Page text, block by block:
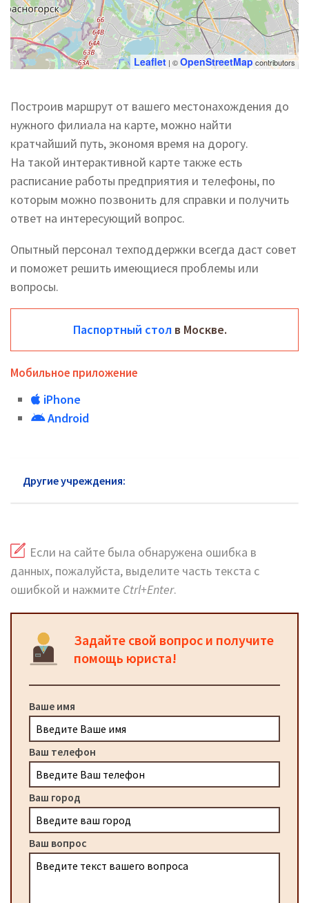
Leaflet | ©OpenStreetMap contributors
Построив маршрут от вашего местонахождения до
нужного филиала на карте, можно найти
кратчайший путь, экономя время на дорогу.
На такой интерактивной карте также есть
расписание работы предприятия и телефоны, по
которым можно позвонить для справки и получить
ответ на интересующий вопрос.
Опытный персонал техподдержки всегда даст совет
и поможет решить имеющиеся проблемы или
вопросы.
Паспортный стол в Москве.
Мобильное приложение
iPhone
Android
Другие учреждения:
Если на сайте была обнаружена ошибка в
данных, пожалуйста, выделите часть текста с
ошибкой и нажмите Ctrl+Enter.
Задайте свой вопрос и получите
помощь юриста!
Ваше имя
Ваш телефон
Ваш город
Ваш вопрос